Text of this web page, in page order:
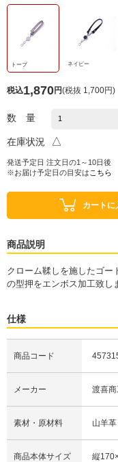
トープ ネイビー
税込1,870円(税抜 1,700円)
数 量
在庫状況 △
発送予定日 注文日の1～10日後
※お届け予定日の目安は こちら
カートに
商品説明
クローム鞣しを施したゴー
の型押をエンボス加工致し
仕様
商品コード
メーカー 渡喜商
素材・原材料 山羊革
商品本体サイズ 縦